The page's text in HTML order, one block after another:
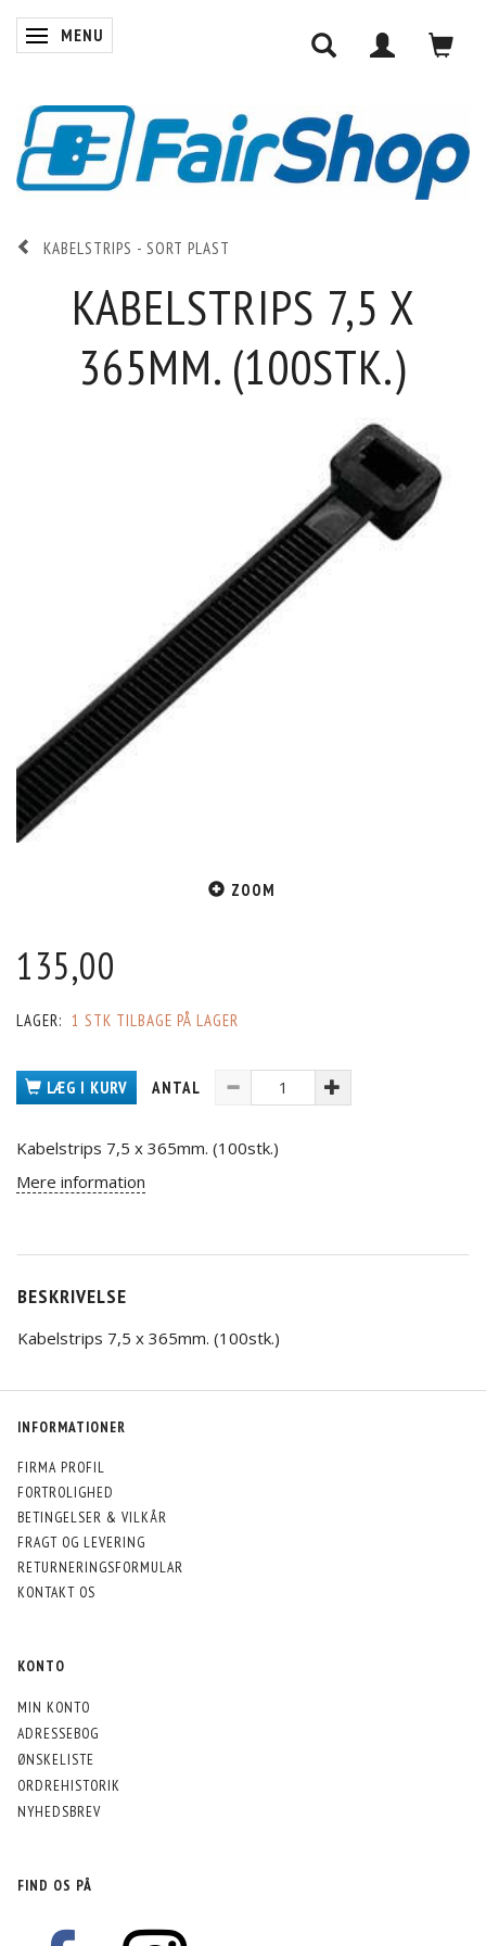
SKIFTE NAVIGATION
MENU
KABELSTRIPS - SORT PLAST
KABELSTRIPS 7,5 X
365MM. (100STK.)
ZOOM
135,00
LAGER: 1 STK TILBAGE PÅ LAGER
LÆG I KURV ANTAL
Kabelstrips 7,5 x 365mm. (100stk.)
Mere information
BESKRIVELSE
Kabelstrips 7,5 x 365mm. (100stk.)
INFORMATIONER
FIRMA PROFIL
FORTROLIGHED
BETINGELSER & VILKÅR
FRAGT OG LEVERING
RETURNERINGSFORMULAR
KONTAKT OS
KONTO
MIN KONTO
ADRESSEBOG
ØNSKELISTE
ORDREHISTORIK
NYHEDSBREV
FIND OS PÅ